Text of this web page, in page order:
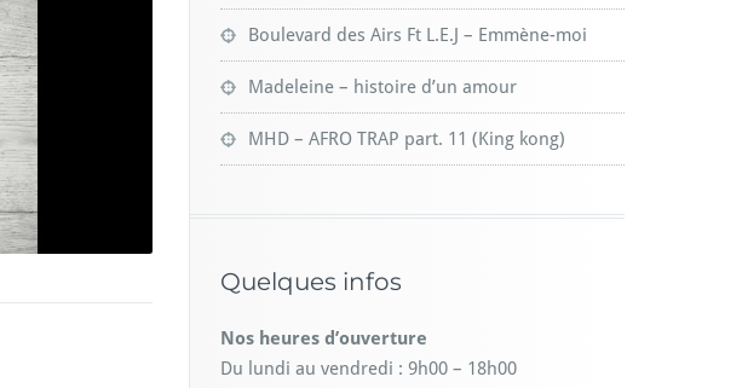
Boulevard des Airs Ft L.E.J – Emmène-moi
Madeleine – histoire d’un amour
MHD – AFRO TRAP part. 11 (King kong)
Quelques infos
Nos heures d’ouverture
Du lundi au vendredi : 9h00 – 18h00